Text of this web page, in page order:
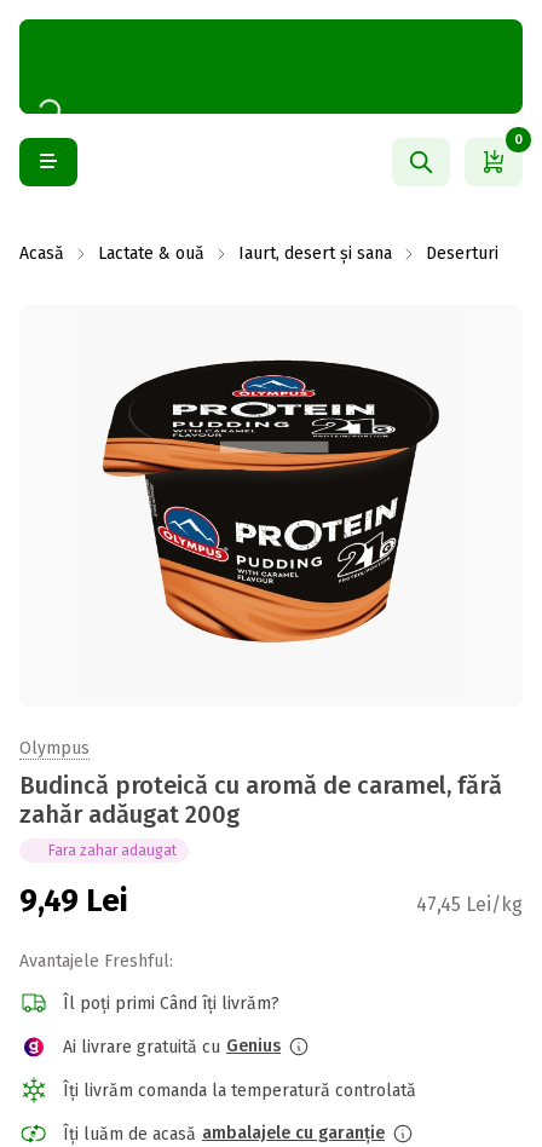
0
Acasă Lactate & ouă Iaurt, desert și sana Deserturi
Olympus
Budincă proteică cu aromă de caramel, fără
zahăr adăugat 200g
Fara zahar adaugat
9,49 Lei 47,45 Lei/kg
Avantajele Freshful:
Îl poți primi Când îți livrăm?
Ai livrare gratuită cu Genius
Îți livrăm comanda la temperatură controlată
Îți luăm de acasă ambalajele cu garanție